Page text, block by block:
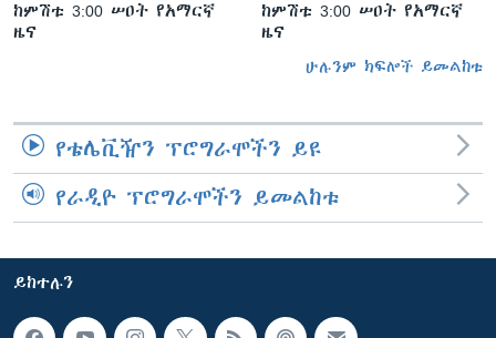
ከምሽቱ 3:00 ሠዐት የአማርኛ
ዜና
ከምሽቱ 3:00 ሠዐት የአማርኛ
ዜና
ሁሉንም ክፍሎች ይመልከቱ
የቴሌቪዥን ፕሮግራሞችን ይዩ
የራዲዮ ፕሮግራሞችን ይመልከቱ
ይከተሉን